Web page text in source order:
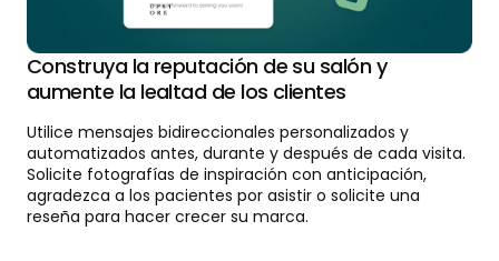
Construya la reputación de su salón y
aumente la lealtad de los clientes
Utilice mensajes bidireccionales personalizados y
automatizados antes, durante y después de cada visita.
Solicite fotografías de inspiración con anticipación,
agradezca a los pacientes por asistir o solicite una
reseña para hacer crecer su marca.